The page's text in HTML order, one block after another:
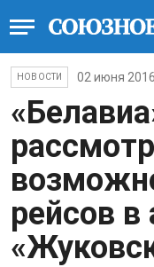
НОВОСТИ 02 июня 2016
рейсов в